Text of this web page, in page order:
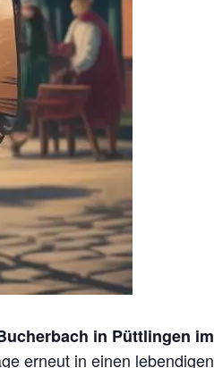
in Püttlingen im
erneut in einen lebendigen